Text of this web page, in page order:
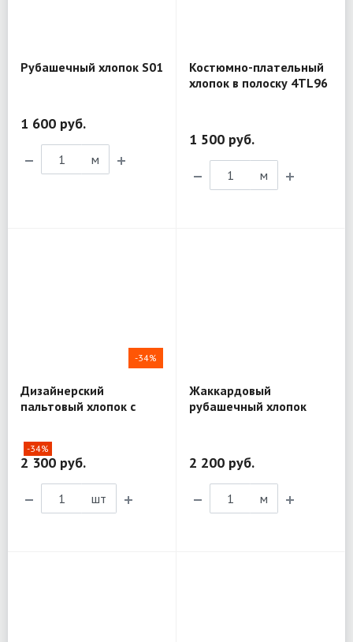
Рубашечный хлопок S01
1 600 руб.
м
Костюмно-плательный
хлопок в полоску 4TL96
1 500 руб.
м
-34%
Дизайнерский
пальтовый хлопок с
-34%
2 300 руб.
шт
Жаккардовый
рубашечный хлопок
2 200 руб.
м